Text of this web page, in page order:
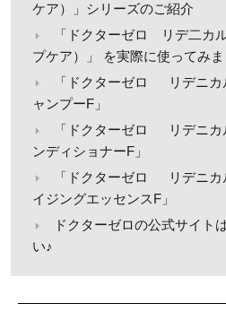
ケア）」シリーズのご紹介
「ドクターゼロ リデ二カ
プケア）」 を実際に使ってみま
「ドクターゼロ リデニ
ャンプーF」
「ドクターゼロ リデニ
ンディショナーF」
「ドクターゼロ リデニカ
イジングエッセンスF」
ドクターゼロの公式サイト
い♪